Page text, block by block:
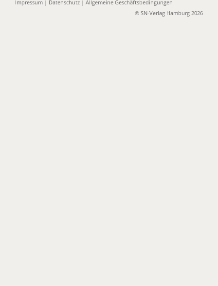
Impressum | Datenschutz |Allgemeine Geschäftsbedingungen
© SN-Verlag Hamburg 2026